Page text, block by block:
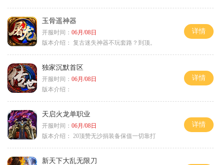
玉骨遥神器
开服时间： 06月/08日
版本介绍： 复古迷失神器不玩套路？到顶。
详情
独家沉默首区
开服时间： 06月/08日
版本介绍：
详情
天启火龙单职业
开服时间： 06月/08日
版本介绍： 20顶赞无沙捐装备保值一切靠打
详情
新天下大乱无限刀